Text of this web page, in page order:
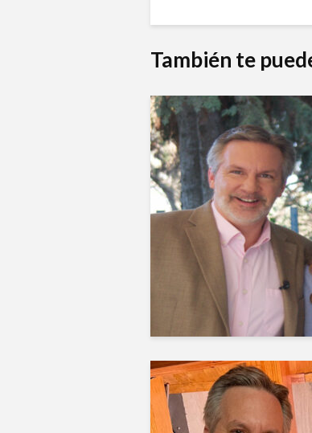
También te